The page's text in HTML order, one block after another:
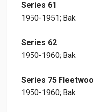
Series 61
1950-1951; Bak
Series 62
1950-1960; Bak
Series 75
1950-1960; Bak